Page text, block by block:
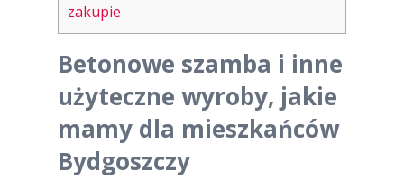
zakupie
Betonowe szamba i inne
użyteczne wyroby, jakie
mamy dla mieszkańców
Bydgoszczy